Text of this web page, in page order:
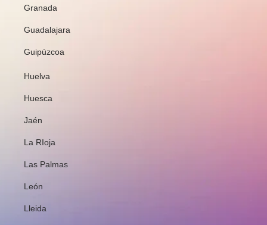
Granada
Guadalajara
Guipúzcoa
Huelva
Huesca
Jaén
La RIoja
Las Palmas
León
Lleida